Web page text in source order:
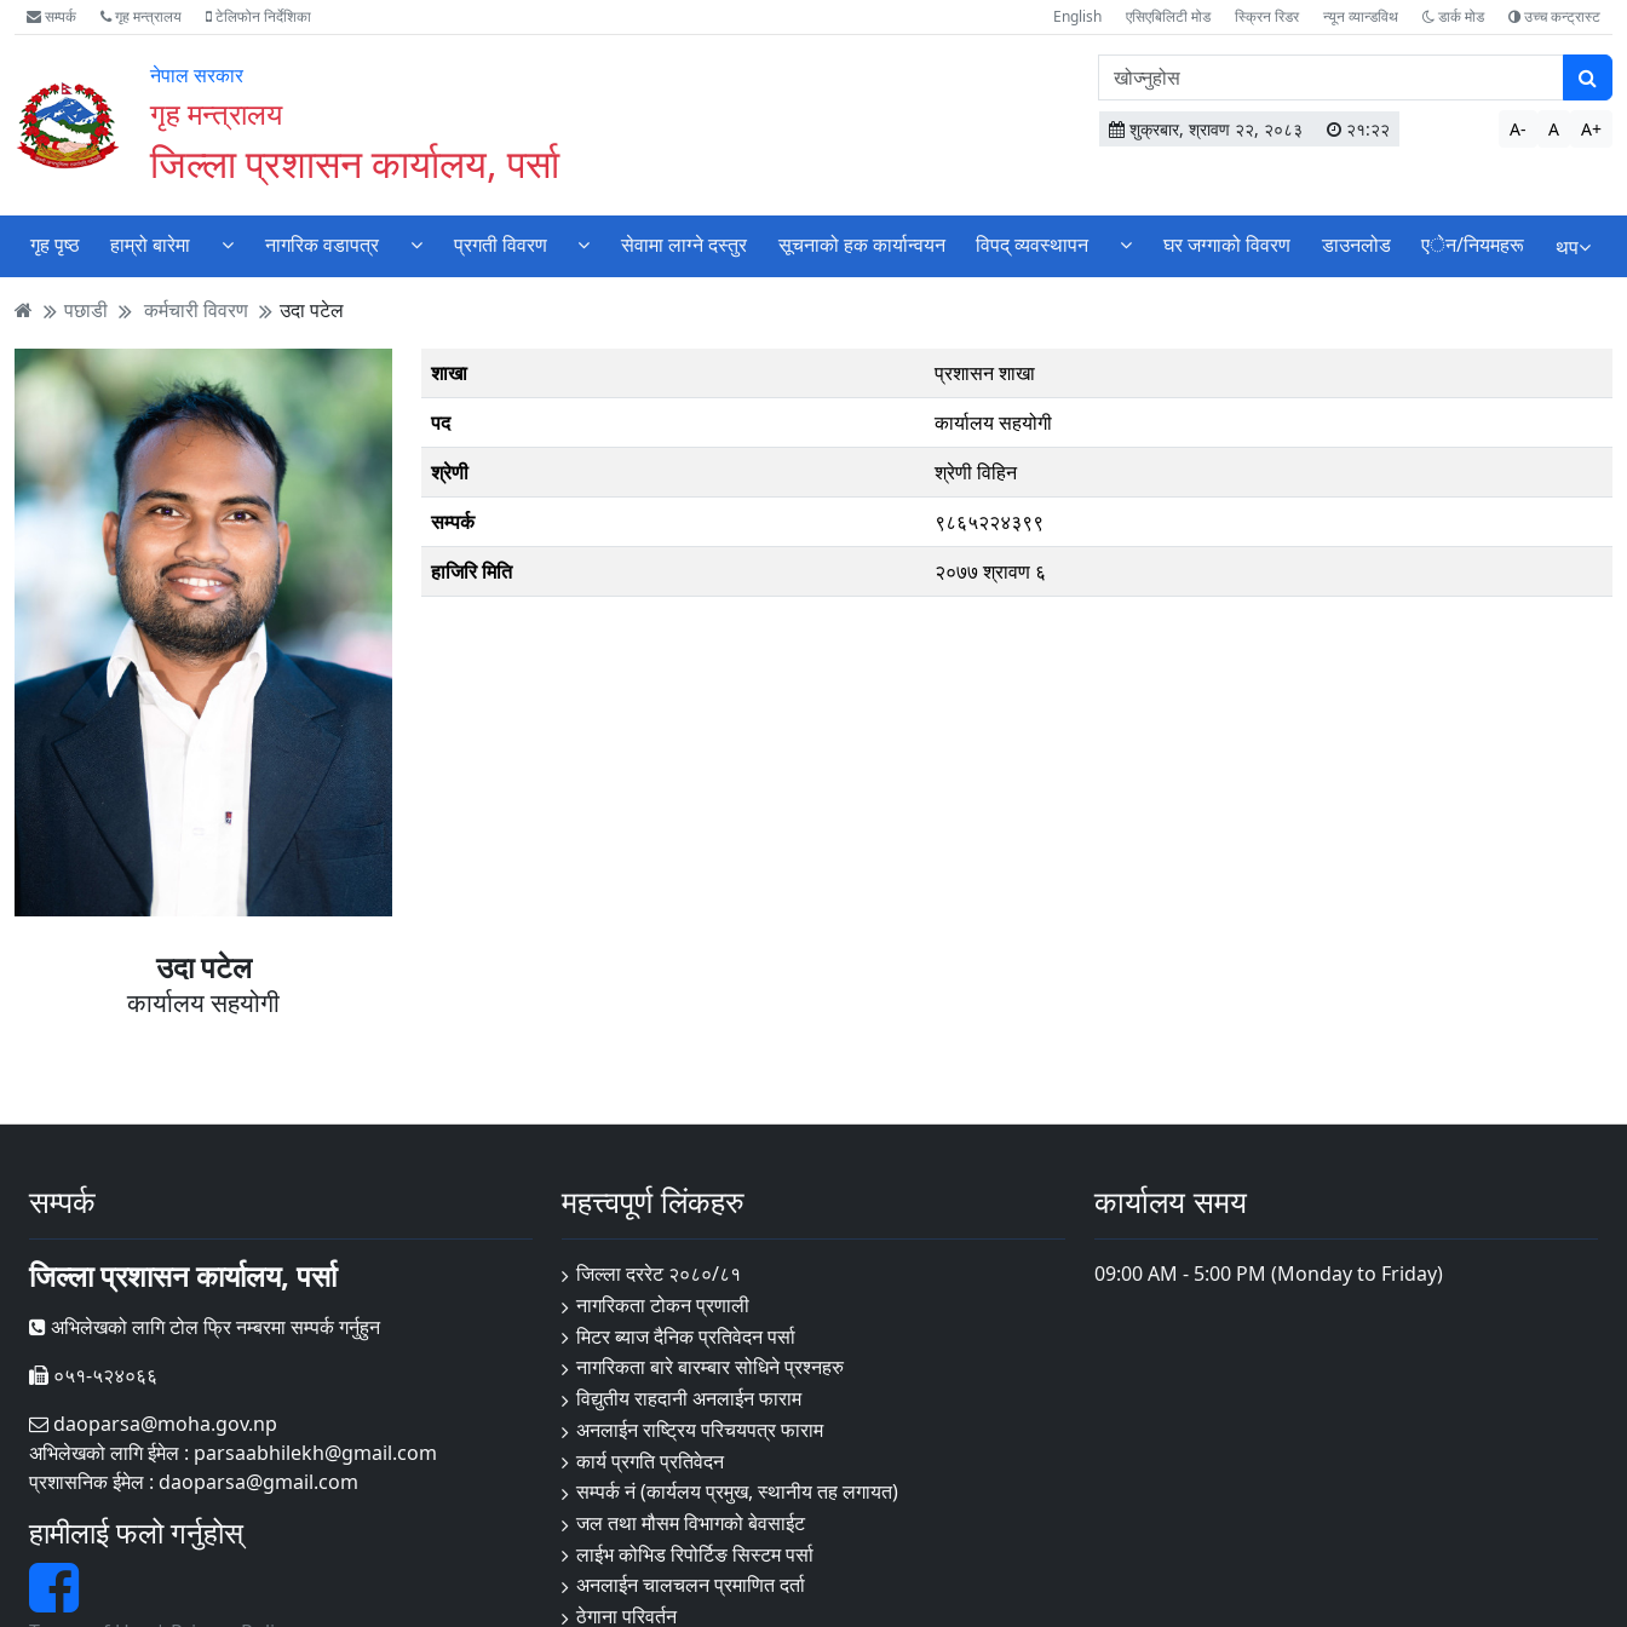
Accessibility
Mode
गर्नुहोस्
मुख्य
सामाग्री
मुख्य
नेभिगेसन
वेबसाइट
खोजमा
सम्पर्क गृह मन्त्रालय टेलिफोन निर्देशिका English एसिएबिलिटी मोड स्क्रिन रिडर न्यून व्यान्डविथ डार्क मोड उच्च कन्ट्रास्ट
नेपाल सरकार
गृह मन्त्रालय
जिल्ला प्रशासन कार्यालय, पर्सा
वेबसाइटमा
सामग्री
खोज्नुहोस
शुक्रबार, श्रावण २२, २०८३ २१:२२ A- A A+
गृह पृष्ठ हाम्रो बारेमा नागरिक वडापत्र प्रगती विवरण सेवामा लाग्ने दस्तुर सूचनाको हक कार्यान्वयन विपद् व्यवस्थापन घर जग्गाको विवरण डाउनलोड एेन/नियमहरू थप
पछाडी कर्मचारी विवरण उदा पटेल
उदा पटेल
कार्यालय सहयोगी
शाखा
प्रशासन शाखा
पद
कार्यालय सहयोगी
श्रेणी
श्रेणी विहिन
सम्पर्क
९८६५२२४३९९
हाजिरि मिति
२०७७ श्रावण ६
सम्पर्क
जिल्ला प्रशासन कार्यालय, पर्सा
अभिलेखको लागि टोल फ्रि नम्बरमा सम्पर्क गर्नुहुन
०५१-५२४०६६
daoparsa@moha.gov.np
अभिलेखको लागि ईमेल : parsaabhilekh@gmail.com
प्रशासनिक ईमेल : daoparsa@gmail.com
हामीलाई फलो गर्नुहोस्
महत्त्वपूर्ण लिंकहरु
जिल्ला दररेट २०८०/८१
नागरिकता टोकन प्रणाली
मिटर ब्याज दैनिक प्रतिवेदन पर्सा
नागरिकता बारे बारम्बार सोधिने प्रश्नहरु
विद्युतीय राहदानी अनलाईन फाराम
अनलाईन राष्ट्रिय परिचयपत्र फाराम
कार्य प्रगति प्रतिवेदन
सम्पर्क नं (कार्यलय प्रमुख, स्थानीय तह लगायत)
जल तथा मौसम विभागको बेवसाईट
लाईभ कोभिड रिपोर्टिङ सिस्टम पर्सा
अनलाईन चालचलन प्रमाणित दर्ता
ठेगाना परिवर्तन
कार्यालय समय
09:00 AM - 5:00 PM (Monday to Friday)